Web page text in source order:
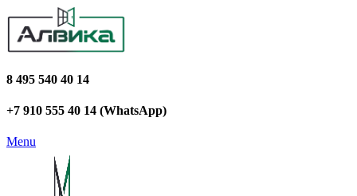
8 495 540 40 14
+7 910 555 40 14 (WhatsApp)
Menu